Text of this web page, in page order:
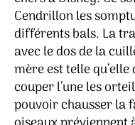
Cendrillon les
différents bals. La
avec le dos de la
mère est telle
couper l’une les
pouvoir chausser la